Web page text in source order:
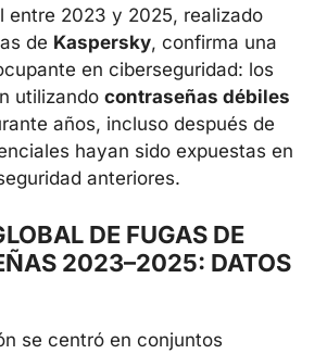
entre 2023 y 2025,
deKaspersky,
preocupante en
los usuarios siguen utilizando
y repetidasdurante
de que esas
sido expuestas en
DE FUGAS DE
2023–2025: